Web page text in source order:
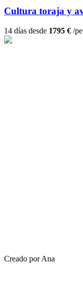
Cultura toraja y
14 días desde 1795 € /
Creado por Ana